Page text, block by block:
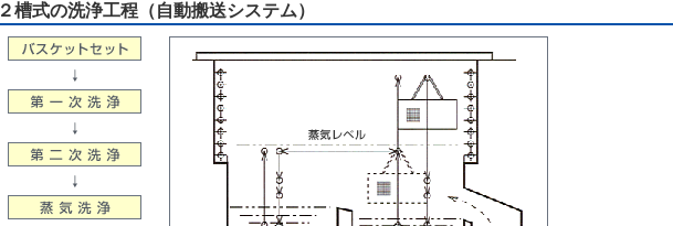
２槽式の洗浄工程（自動搬送システム）